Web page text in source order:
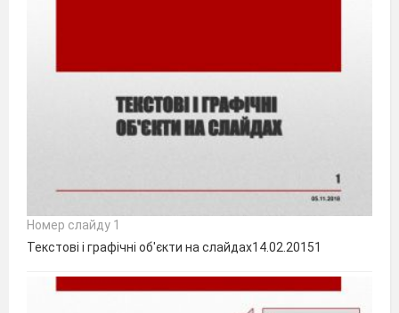
Номер слайду 1
Текстові і графічні об'єкти на слайдах14.02.20151